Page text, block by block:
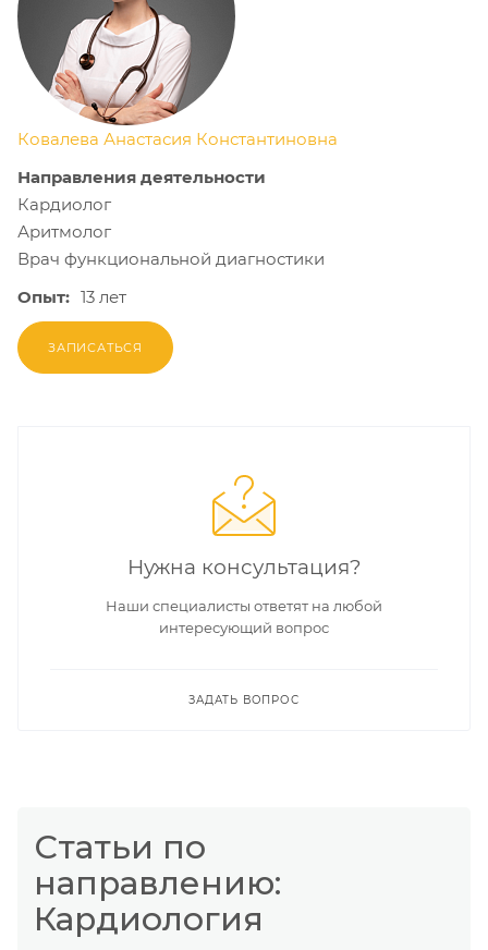
Ковалева Анастасия Константиновна
Направления деятельности
Кардиолог
Аритмолог
Врач функциональной диагностики
Опыт: 13 лет
ЗАПИСАТЬСЯ
Нужна консультация?
Наши специалисты ответят на любой
интересующий вопрос
ЗАДАТЬ ВОПРОС
Статьи по
направлению:
Кардиология